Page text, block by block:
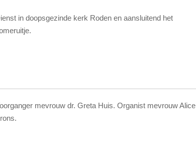
in doopsgezinde kerk Roden en aansluitend het
mevrouw dr. Greta Huis. Organist mevrouw Alice